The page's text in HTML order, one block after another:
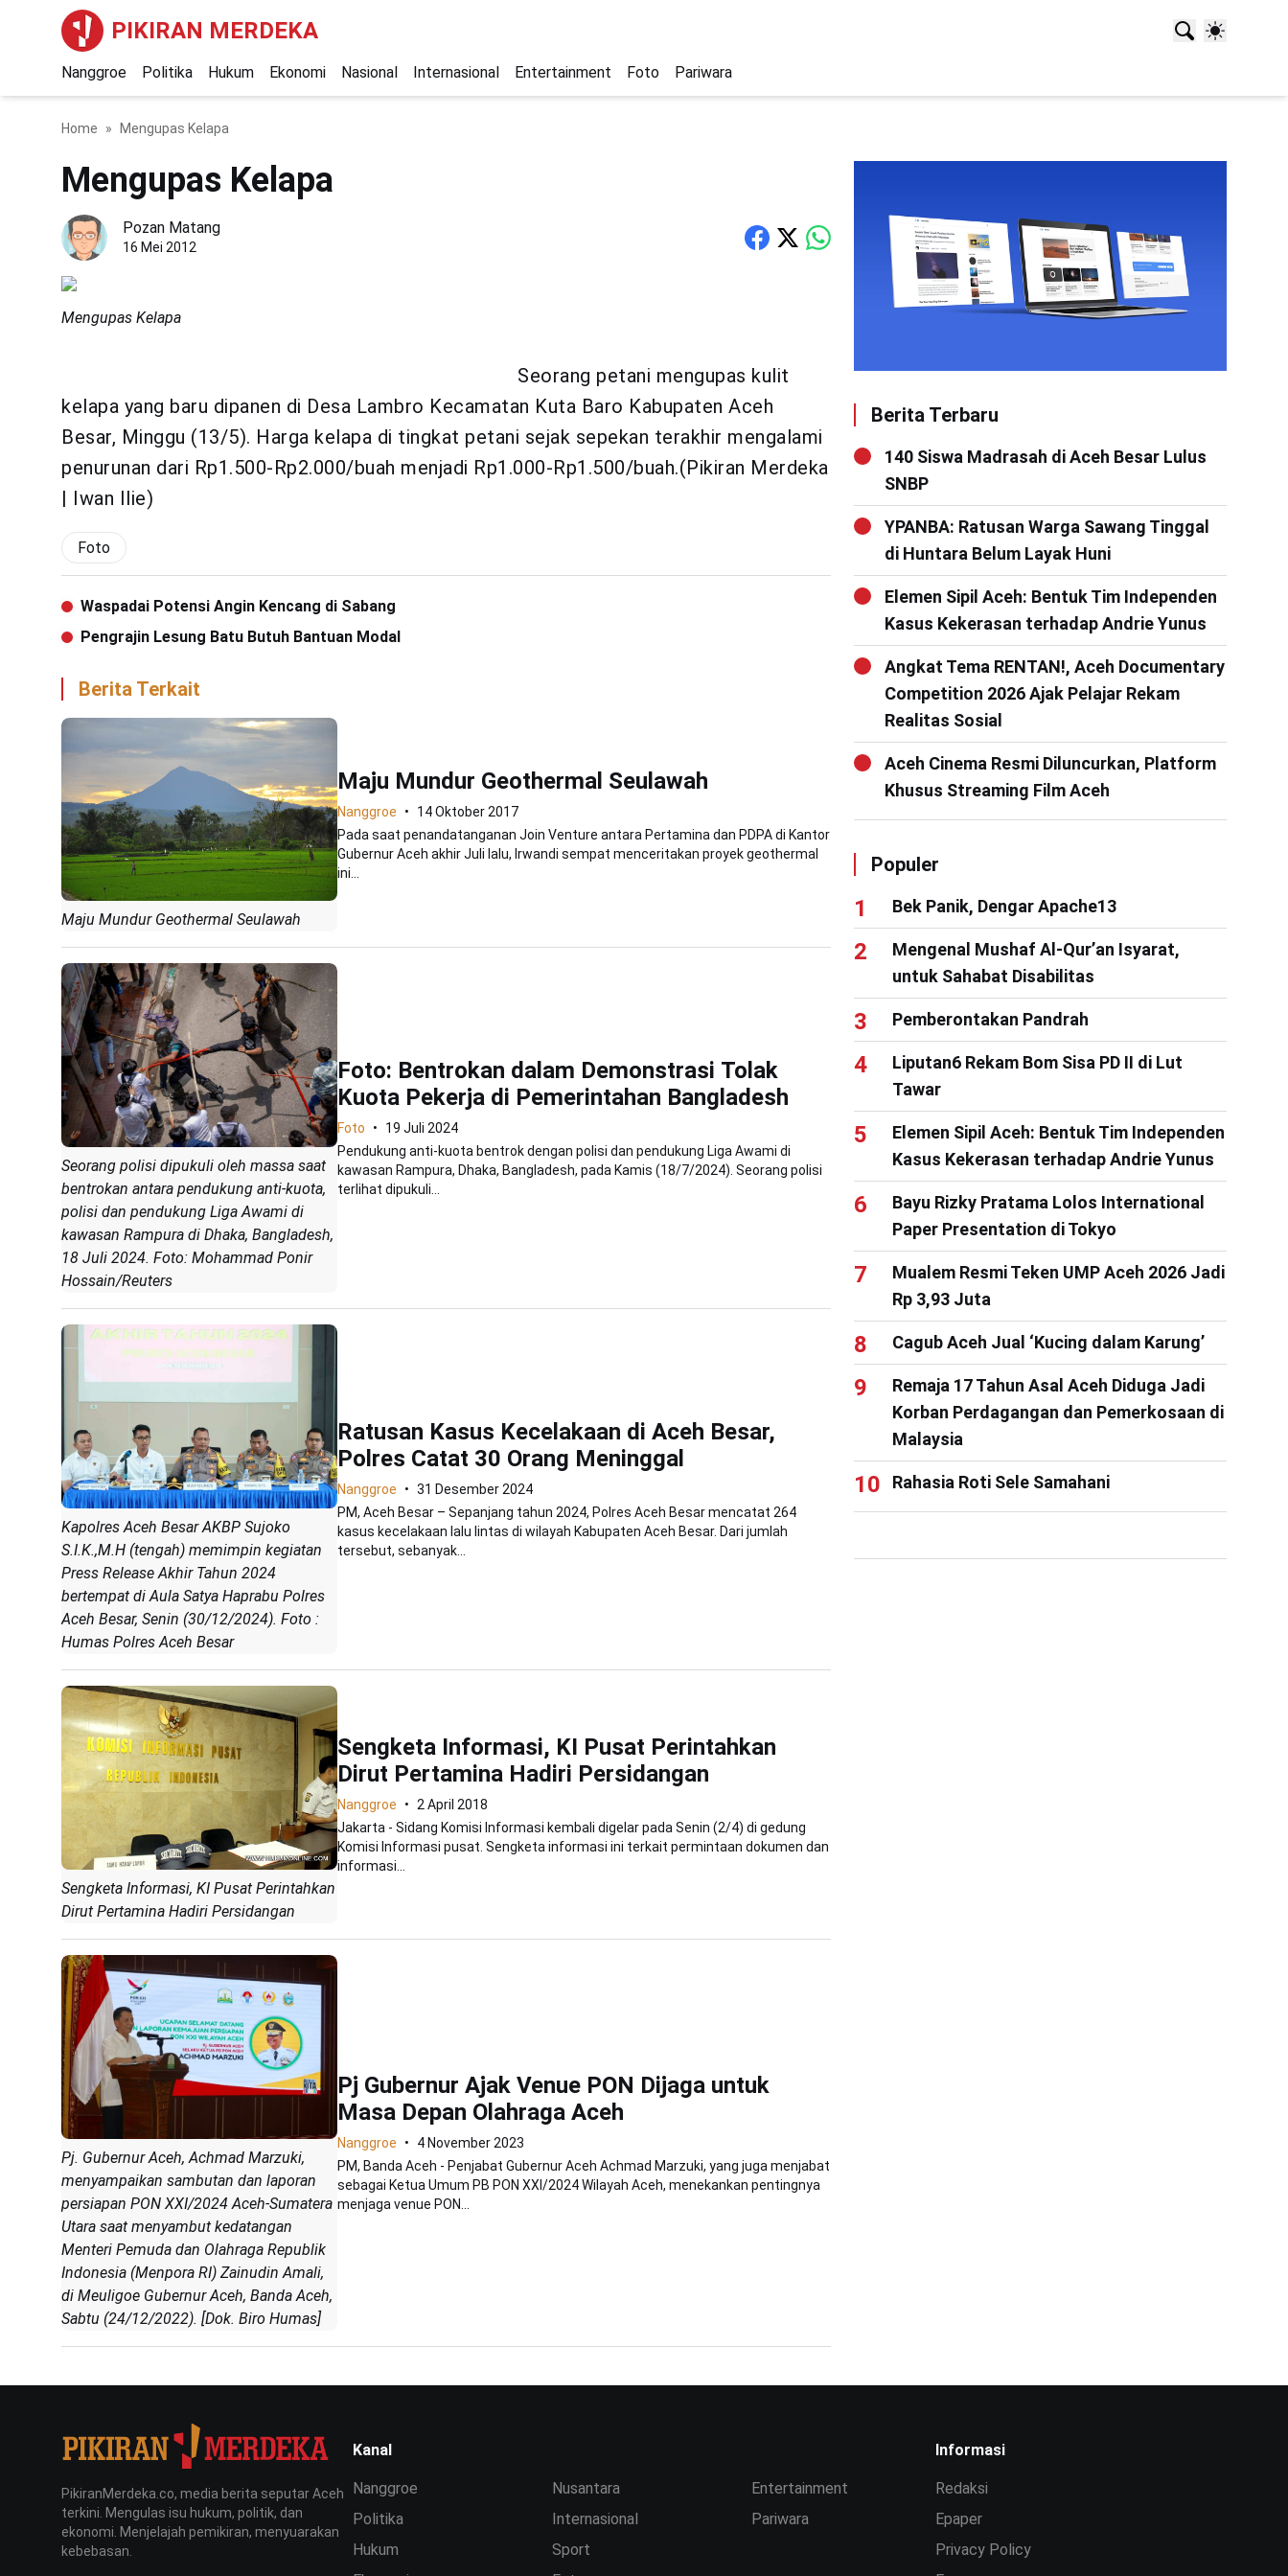
PIKIRAN MERDEKA
Nanggroe Politika Hukum Ekonomi Nasional Internasional Entertainment Foto Pariwara
Home Mengupas Kelapa
Mengupas Kelapa
Pozan Matang
16 Mei 2012
Mengupas Kelapa
Seorang petani mengupas kulit
kelapa yang baru dipanen di Desa Lambro Kecamatan Kuta Baro Kabupaten Aceh
Besar, Minggu (13/5). Harga kelapa di tingkat petani sejak sepekan terakhir mengalami
penurunan dari Rp1.500-Rp2.000/buah menjadi Rp1.000-Rp1.500/buah.(Pikiran Merdeka
| Iwan Ilie)
Foto
Waspadai Potensi Angin Kencang di Sabang
Pengrajin Lesung Batu Butuh Bantuan Modal
Berita Terkait
Maju Mundur Geothermal Seulawah
Maju Mundur Geothermal Seulawah
Nanggroe
14 Oktober 2017
Pada saat penandatanganan Join Venture antara Pertamina dan PDPA di Kantor
Gubernur Aceh akhir Juli lalu, Irwandi sempat menceritakan proyek geothermal
ini...
Seorang polisi dipukuli oleh massa saat
bentrokan antara pendukung anti-kuota,
polisi dan pendukung Liga Awami di
kawasan Rampura di Dhaka, Bangladesh,
18 Juli 2024. Foto: Mohammad Ponir
Hossain/Reuters
Foto: Bentrokan dalam Demonstrasi Tolak
Kuota Pekerja di Pemerintahan Bangladesh
Foto
19 Juli 2024
Pendukung anti-kuota bentrok dengan polisi dan pendukung Liga Awami di
kawasan Rampura, Dhaka, Bangladesh, pada Kamis (18/7/2024). Seorang polisi
terlihat dipukuli...
Kapolres Aceh Besar AKBP Sujoko
S.I.K.,M.H (tengah) memimpin kegiatan
Press Release Akhir Tahun 2024
bertempat di Aula Satya Haprabu Polres
Aceh Besar, Senin (30/12/2024). Foto :
Humas Polres Aceh Besar
Ratusan Kasus Kecelakaan di Aceh Besar,
Polres Catat 30 Orang Meninggal
Nanggroe
31 Desember 2024
PM, Aceh Besar – Sepanjang tahun 2024, Polres Aceh Besar mencatat 264
kasus kecelakaan lalu lintas di wilayah Kabupaten Aceh Besar. Dari jumlah
tersebut, sebanyak...
Sengketa Informasi, KI Pusat Perintahkan
Dirut Pertamina Hadiri Persidangan
Sengketa Informasi, KI Pusat Perintahkan
Dirut Pertamina Hadiri Persidangan
Nanggroe
2 April 2018
Jakarta - Sidang Komisi Informasi kembali digelar pada Senin (2/4) di gedung
Komisi Informasi pusat. Sengketa informasi ini terkait permintaan dokumen dan
informasi...
Pj. Gubernur Aceh, Achmad Marzuki,
menyampaikan sambutan dan laporan
persiapan PON XXI/2024 Aceh-Sumatera
Utara saat menyambut kedatangan
Menteri Pemuda dan Olahraga Republik
Indonesia (Menpora RI) Zainudin Amali,
di Meuligoe Gubernur Aceh, Banda Aceh,
Sabtu (24/12/2022). [Dok. Biro Humas]
Pj Gubernur Ajak Venue PON Dijaga untuk
Masa Depan Olahraga Aceh
Nanggroe
4 November 2023
PM, Banda Aceh - Penjabat Gubernur Aceh Achmad Marzuki, yang juga menjabat
sebagai Ketua Umum PB PON XXI/2024 Wilayah Aceh, menekankan pentingnya
menjaga venue PON...
Berita Terbaru
140 Siswa Madrasah di Aceh Besar Lulus
SNBP
YPANBA: Ratusan Warga Sawang Tinggal
di Huntara Belum Layak Huni
Elemen Sipil Aceh: Bentuk Tim Independen
Kasus Kekerasan terhadap Andrie Yunus
Angkat Tema RENTAN!, Aceh Documentary
Competition 2026 Ajak Pelajar Rekam
Realitas Sosial
Aceh Cinema Resmi Diluncurkan, Platform
Khusus Streaming Film Aceh
Populer
Bek Panik, Dengar Apache13
Mengenal Mushaf Al-Qur’an Isyarat,
untuk Sahabat Disabilitas
Pemberontakan Pandrah
Liputan6 Rekam Bom Sisa PD II di Lut
Tawar
Elemen Sipil Aceh: Bentuk Tim Independen
Kasus Kekerasan terhadap Andrie Yunus
Bayu Rizky Pratama Lolos International
Paper Presentation di Tokyo
Mualem Resmi Teken UMP Aceh 2026 Jadi
Rp 3,93 Juta
Cagub Aceh Jual ‘Kucing dalam Karung’
Remaja 17 Tahun Asal Aceh Diduga Jadi
Korban Perdagangan dan Pemerkosaan di
Malaysia
Rahasia Roti Sele Samahani
PikiranMerdeka.co, media berita seputar Aceh
terkini. Mengulas isu hukum, politik, dan
ekonomi. Menjelajah pemikiran, menyuarakan
kebebasan.
Kanal
Nanggroe
Politika
Hukum
Nusantara
Internasional
Sport
Entertainment
Pariwara
Informasi
Redaksi
Epaper
Privacy Policy